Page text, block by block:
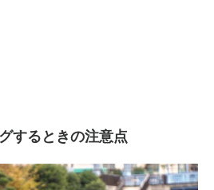
するときの注意点